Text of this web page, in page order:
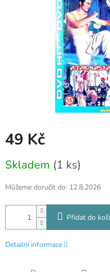
49 Kč
cena:
Skladem (1 ks)
Můžeme doručit do: 12.8.2026
Přidat do
Detailní informace